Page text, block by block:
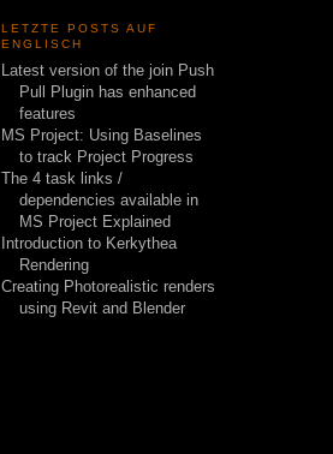
LETZTE POSTS AUF
ENGLISCH
Latest version of the join Push
Pull Plugin has enhanced
features
MS Project: Using Baselines
to track Project Progress
The 4 task links /
dependencies available in
MS Project Explained
Introduction to Kerkythea
Rendering
Creating Photorealistic renders
using Revit and Blender